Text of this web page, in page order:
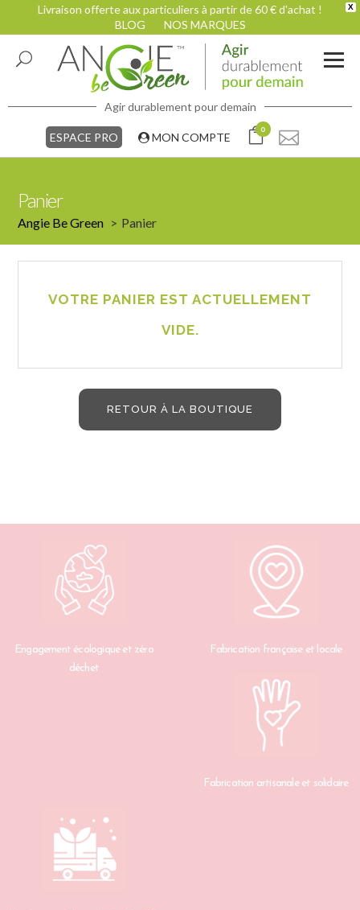
X
Livraison offerte aux particuliers à partir de 60 € d'achat !
BLOG
NOS MARQUES
Agir durablement pour demain
ESPACE PRO MON COMPTE
0
Panier
Angie Be Green Panier
VOTRE PANIER EST ACTUELLEMENT
VIDE.
RETOUR À LA BOUTIQUE
Engagement écologique et zéro
déchet
Fabrication française et locale
Fabrication artisanale et solidaire